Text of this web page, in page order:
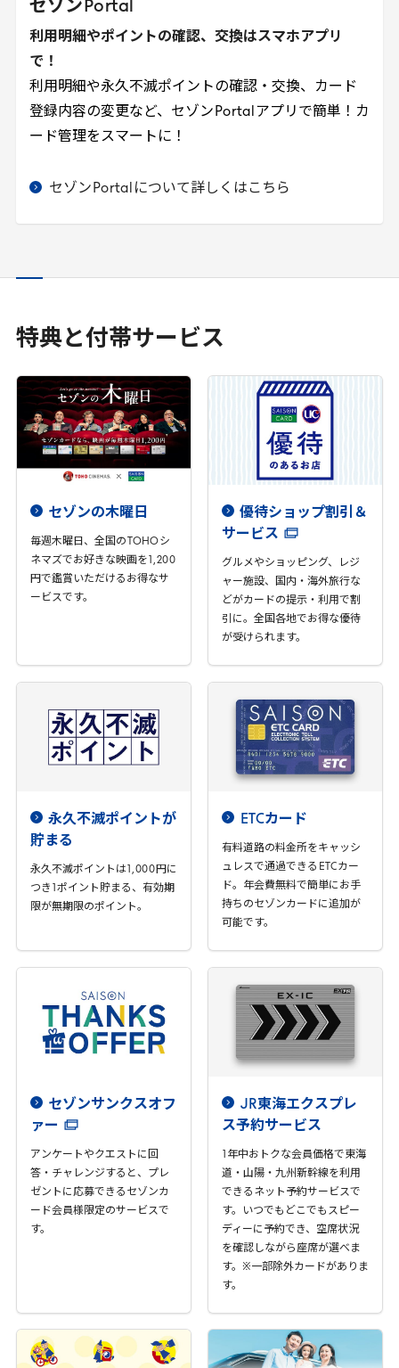
セゾン Portal
利用明細やポイントの確認、交換はスマホアプリ
で！
利用明細や永久不滅ポイントの確認・交換、カード
登録内容の変更など、セゾン Portal アプリで簡単！カ
ード管理をスマートに！
セゾン Portal について詳しくはこちら
特典と付帯サービス
セゾンの木曜日
毎週木曜日、全国の TOHOシ
ネマズでお好きな映画を
,200
円で鑑賞いただけるお得なサ
ービスです。
優待ショップ割引＆
サービス
グルメやショッピング、レジ
ャー施設、国内・海外旅行な
どがカードの提示・利用で割
引に。全国各地でお得な優待
が受けられます。
永久不滅ポイントが
貯まる
永久不滅ポイントは ,000 円に
つき
ポイント貯まる、有効期
限が無期限のポイント。
ETCカード
有料道路の料金所をキャッシ
ュレスで通過できる ETCカー
ド。年会費無料で簡単にお手
持ちのセゾンカードに追加が
可能です。
セゾンサンクスオフ
ァー
アンケートやクエストに回
答・チャレンジすると、プレ
ゼントに応募できるセゾンカ
ード会員様限定のサービスで
す。
JR東海エクスプレ
ス予約サービス
年中おトクな会員価格で東海
道・山陽・九州新幹線を利用
できるネット予約サービスで
す。いつでもどこでもスピー
ディーに予約でき、空席状況
を確認しながら座席が選べま
す。※一部除外カードがありま
す。